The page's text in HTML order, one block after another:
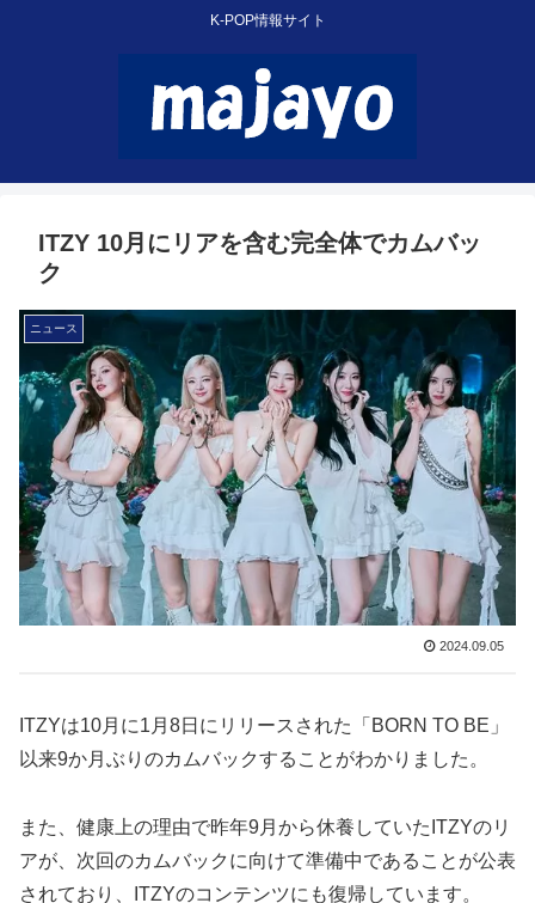
K-POP情報サイト
ITZY 10月にリアを含む完全体でカムバッ
ク
ニュース
2024.09.05
ITZYは10月に1月8日にリリースされた「BORN TO BE」
以来9か月ぶりのカムバックすることがわかりました。
また、健康上の理由で昨年9月から休養していたITZYのリ
アが、次回のカムバックに向けて準備中であることが公表
されており、ITZYのコンテンツにも復帰しています。